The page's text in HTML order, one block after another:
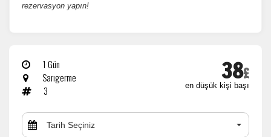
rezervasyon yapın!
1 Gün
Sarıgerme
3
38£
en düşük kişi başı
Tarih Seçiniz